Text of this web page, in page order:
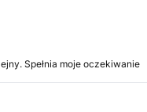
Spełnia moje oczekiwanie